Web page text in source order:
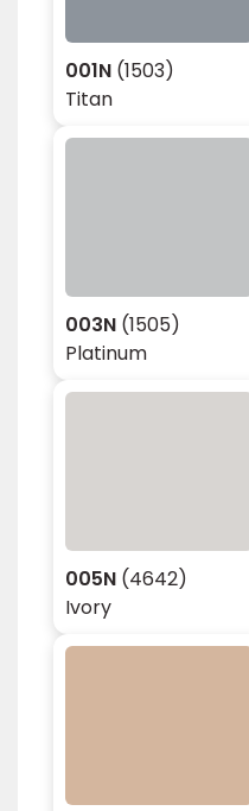
001N (1503)
Titan
003N (1505)
Platinum
005N (4642)
Ivory